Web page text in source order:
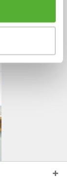
- 16:00 Uhr
- 13:00 Uhr